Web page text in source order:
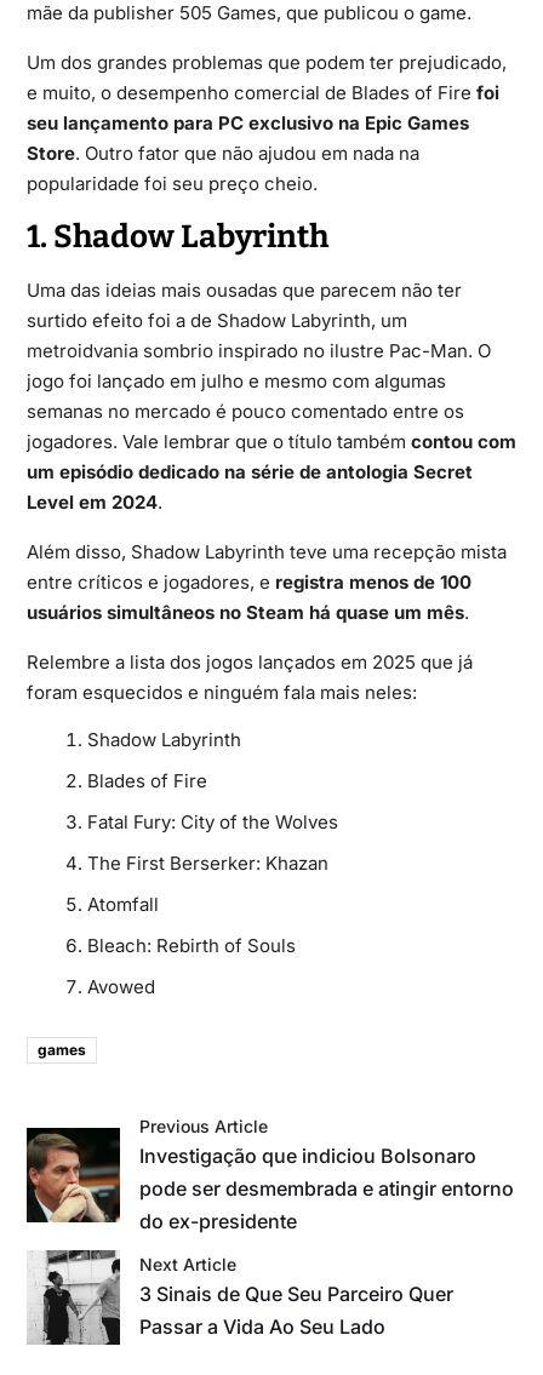
mãe da publisher 505 Games, que publicou o game.
Um dos grandes problemas que podem ter prejudicado,
e muito, o desempenho comercial de Blades of Fire foi
seu lançamento para PC exclusivo na Epic Games
Store. Outro fator que não ajudou em nada na
popularidade foi seu preço cheio.
1. Shadow Labyrinth
Uma das ideias mais ousadas que parecem não ter
surtido efeito foi a de Shadow Labyrinth, um
metroidvania sombrioinspirado no ilustre Pac-Man. O
jogo foi lançado em julho e mesmo com algumas
semanas no mercado é pouco comentado entre os
jogadores. Vale lembrar que o título também contou com
um episódio dedicado na série de antologia Secret
Level em 2024.
Além disso, Shadow Labyrinth teve uma recepção mista
entre críticos e jogadores, e registra menos de 100
usuários simultâneos no Steam há quase um mês.
Relembre a lista dos jogos lançados em 2025 que já
foram esquecidos e ninguém fala mais neles:
Shadow Labyrinth
Blades of Fire
Fatal Fury: City of the Wolves
The First Berserker: Khazan
Atomfall
Bleach: Rebirth of Souls
Avowed
games
Previous Article
Investigação que indiciou Bolsonaro
pode ser desmembrada e atingir entorno
do ex-presidente
Next Article
3 Sinais de Que Seu Parceiro Quer
Passar a Vida Ao Seu Lado